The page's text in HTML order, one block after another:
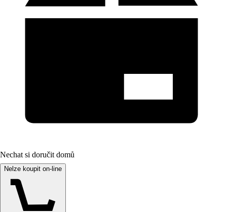
Nechat si doručit domů
Nelze koupit on-line